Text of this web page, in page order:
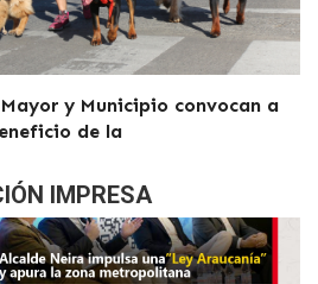
y Municipio convocan a
de la
IMPRESA